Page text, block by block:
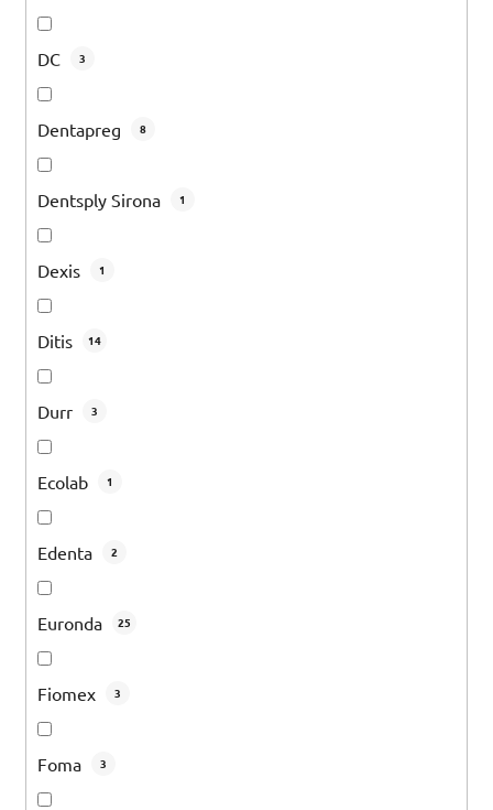
DC 3
Dentapreg 8
Dentsply Sirona 1
Dexis 1
Ditis 14
Durr 3
Ecolab 1
Edenta 2
Euronda 25
Fiomex 3
Foma 3